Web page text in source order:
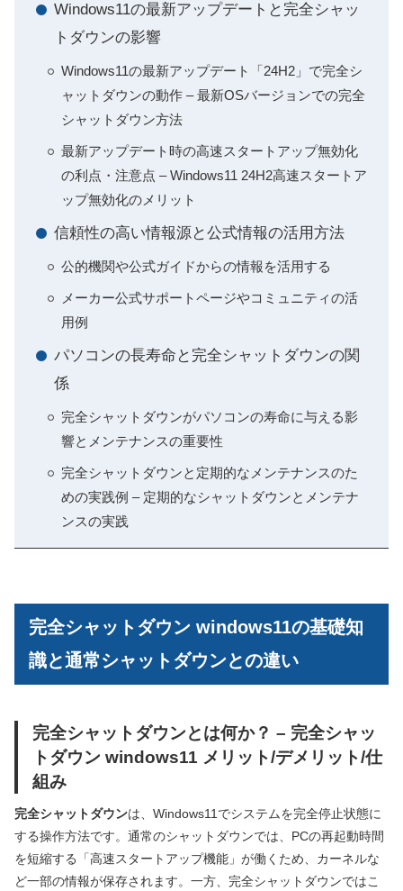
Windows11の最新アップデートと完全シャッ
トダウンの影響
Windows11の最新アップデート「24H2」で完全シ
ャットダウンの動作 – 最新OSバージョンでの完全
シャットダウン方法
最新アップデート時の高速スタートアップ無効化
の利点・注意点 – Windows11 24H2高速スタートア
ップ無効化のメリット
信頼性の高い情報源と公式情報の活用方法
公的機関や公式ガイドからの情報を活用する
メーカー公式サポートページやコミュニティの活
用例
パソコンの長寿命と完全シャットダウンの関
係
完全シャットダウンがパソコンの寿命に与える影
響とメンテナンスの重要性
完全シャットダウンと定期的なメンテナンスのた
めの実践例 – 定期的なシャットダウンとメンテナ
ンスの実践
完全シャットダウン windows11の基礎知
識と通常シャットダウンとの違い
完全シャットダウンとは何か？ – 完全シャッ
トダウン windows11 メリット/デメリット/仕
組み
完全シャットダウンは、Windows11でシステムを完全停止状態に
する操作方法です。通常のシャットダウンでは、PCの再起動時間
を短縮する「高速スタートアップ機能」が働くため、カーネルな
ど一部の情報が保存されます。一方、完全シャットダウンではこ